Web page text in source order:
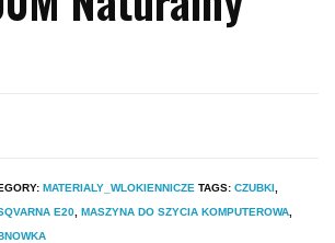
MATERIALY_WLOKIENNICZE TAGS: CZUBKI
E20 MASZYNA DO SZYCIA KOMPUTEROWA